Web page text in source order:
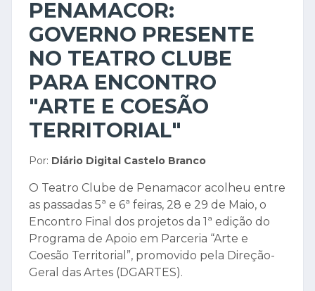
PENAMACOR:
GOVERNO PRESENTE
NO TEATRO CLUBE
PARA ENCONTRO
"ARTE E COESÃO
TERRITORIAL"
Por: Diário Digital Castelo Branco
O Teatro Clube de Penamacor acolheu entre
as passadas 5ª e 6ª feiras, 28 e 29 de Maio, o
Encontro Final dos projetos da 1ª edição do
Programa de Apoio em Parceria “Arte e
Coesão Territorial”, promovido pela Direção-
Geral das Artes (DGARTES).